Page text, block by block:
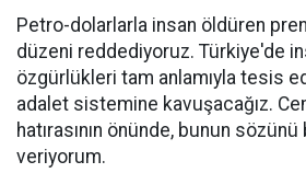
Petro-dolarlarla insan öldüren
düzeni reddediyoruz. Türkiye'de
özgürlükleri tam anlamıyla tesis
adalet sistemine kavuşacağız.
hatırasının önünde, bunun
veriyorum.